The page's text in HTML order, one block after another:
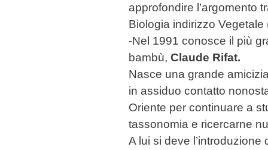
approfondire l’argomento
Biologia indirizzo Vegetale
-Nel 1991 conosce il più
bambù, Claude Rifat.
Nasce una grande
in assiduo contatto
Oriente per continuare a
tassonomia e ricercarne
A lui si deve